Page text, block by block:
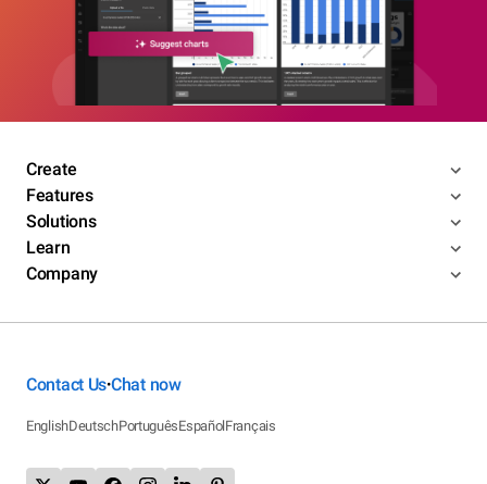
Create
Features
Solutions
Learn
Company
Contact Us•Chat now
EnglishDeutschPortuguêsEspañolFrançais